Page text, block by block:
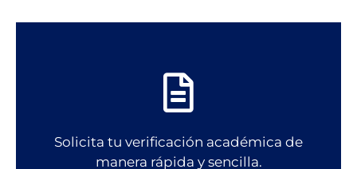
Solicita tu verificación académica de
manera rápida y sencilla.